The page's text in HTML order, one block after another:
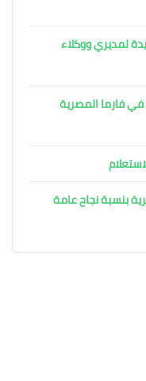
لمديري ووكلاء
في فارما المصرية
بنسبة نجاح عامة